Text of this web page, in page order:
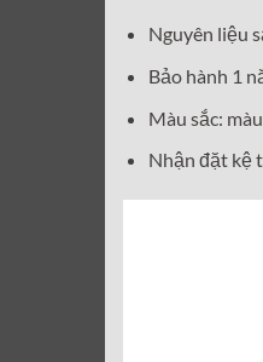
Nguyên liệu
Bảo hành 1
Màu sắc:
Nhận đặt kệ